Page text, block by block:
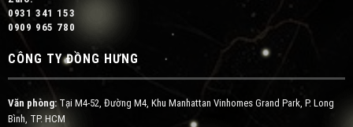
0931 341 153
0909 965 780
CÔNG TY ĐỒNG HƯNG
Văn phòng:Tại M4-52, Đường M4, Khu Manhattan Vinhomes Grand Park, P. Long
Bình, TP. HCM